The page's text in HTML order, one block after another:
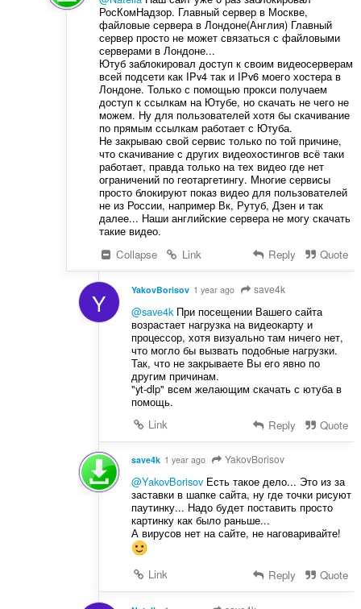
РосКомНадзор. Главный сервер в Москве,
файловые сервера в Лондоне(Англия) Главный
сервер просто не может связаться с файловыми
серверами в Лондоне...
Ютуб заблокировал доступ к своим видеосерверам
всей подсети как IPv4 так и IPv6 моего хостера в
Лондоне. Только с помощью прокси получаем
доступ к ссылкам на Ютубе, но скачать не чего не
можем. Ну для пользователей хотя бы скачивание
по прямым ссылкам работает с Ютуба.
Не закрываю свой сервис только по той причине,
что скачивание с других видеохостингов всё таки
работает, правда только на тех видео где нет
ограничений по геотаргетингу. Многие сервисы
просто блокируют показ видео для пользователей
не из России, например Вк, Рутуб, Дзен и так
далее... Наши английские сервера не могу скачать
такие видео.
Collapse
Link Reply Quote
Y YakovBorisov 1 year ago save4k
@save4kПри посещении Вашего сайта
возрастает нагрузка на видеокарту и
процессор, хотя визуально там ничего нет,
что могло бы вызвать подобные нагрузки.
Так, что не закрываете Вы его явно по
другим причинам.
"yt-dlp" всем желающим скачать с ютуба в
помощь.
Link
Reply Quote
save4k 1 year ago YakovBorisov
@YakovBorisovЕсть такое дело... Это из за
заставки в шапке сайта, ну где точки рисуют
паутинку... Надо будет поставить просто
картинку как было раньше...
А вирусов нет на сайте, не наговаривайте!
Link Reply Quote